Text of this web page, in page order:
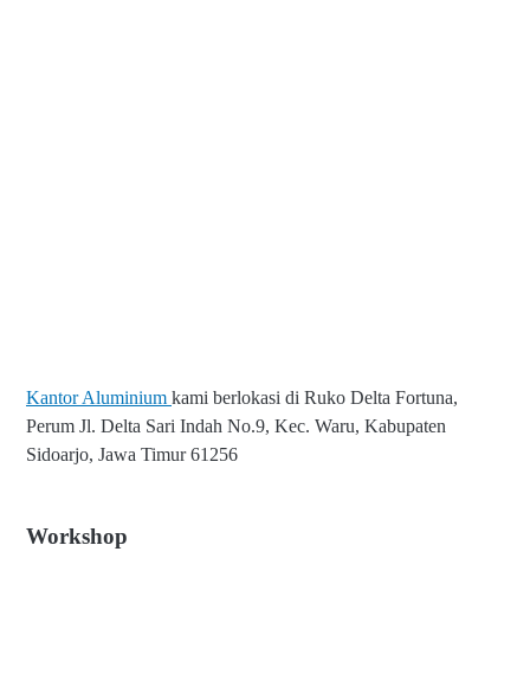
Kantor Aluminium kami berlokasi di Ruko Delta Fortuna,
Perum Jl. Delta Sari Indah No.9, Kec. Waru, Kabupaten
Sidoarjo, Jawa Timur 61256
Workshop